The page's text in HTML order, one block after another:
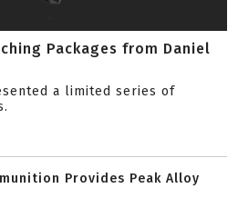
Packages from Daniel
a limited series of
Provides Peak Alloy